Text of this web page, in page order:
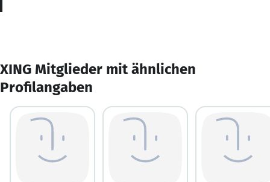
XING Mitglieder mit ähnlichen
Profilangaben